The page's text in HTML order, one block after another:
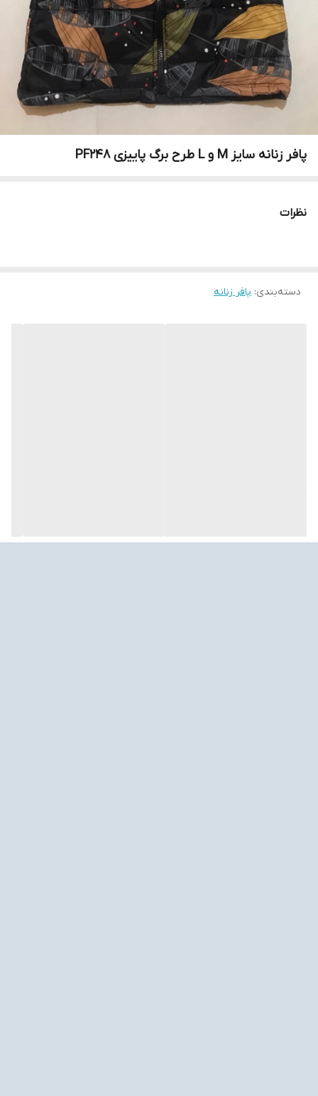
پافر زنانه سایز M و L طرح برگ پاییزی PF248
نظرات
دسته‌بندی: پافر زنانه